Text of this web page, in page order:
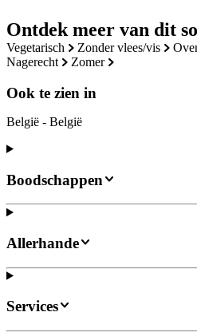
Ontdek meer van dit
vegetarisch zonder vlees/vis
nagerecht
zomer
Ook te zien in
België - België
Boodschappen
Allerhande
Services